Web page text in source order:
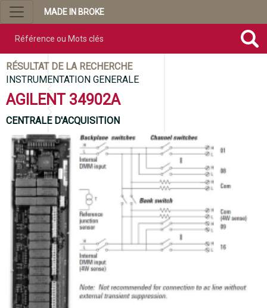
MADE IN BROKE
RÉSULTAT DE LA RECHERCHE
INSTRUMENTATION GENERALE
AGILENT 34902A
CENTRALE D'ACQUISITION